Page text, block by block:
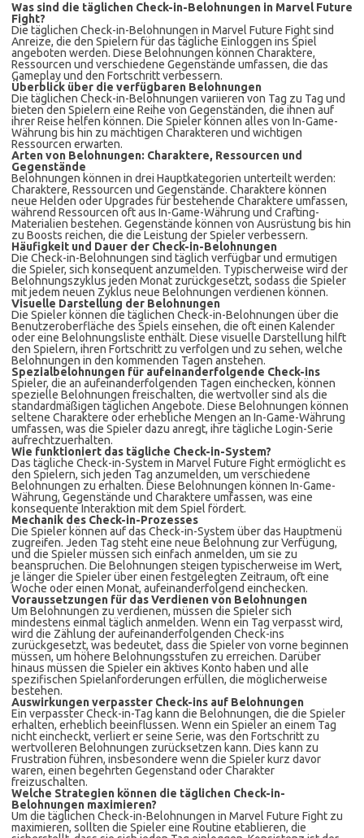
Was sind die täglichen Check-in-Belohnungen in Marvel Future
Fight?
Die täglichen Check-in-Belohnungen in Marvel Future Fight sind
Anreize, die den Spielern für das tägliche Einloggen ins Spiel
angeboten werden. Diese Belohnungen können Charaktere,
Ressourcen und verschiedene Gegenstände umfassen, die das
Gameplay und den Fortschritt verbessern.
Überblick über die verfügbaren Belohnungen
Die täglichen Check-in-Belohnungen variieren von Tag zu Tag und
bieten den Spielern eine Reihe von Gegenständen, die ihnen auf
ihrer Reise helfen können. Die Spieler können alles von In-Game-
Währung bis hin zu mächtigen Charakteren und wichtigen
Ressourcen erwarten.
Arten von Belohnungen: Charaktere, Ressourcen und
Gegenstände
Belohnungen können in drei Hauptkategorien unterteilt werden:
Charaktere, Ressourcen und Gegenstände. Charaktere können
neue Helden oder Upgrades für bestehende Charaktere umfassen,
während Ressourcen oft aus In-Game-Währung und Crafting-
Materialien bestehen. Gegenstände können von Ausrüstung bis hin
zu Boosts reichen, die die Leistung der Spieler verbessern.
Häufigkeit und Dauer der Check-in-Belohnungen
Die Check-in-Belohnungen sind täglich verfügbar und ermutigen
die Spieler, sich konsequent anzumelden. Typischerweise wird der
Belohnungszyklus jeden Monat zurückgesetzt, sodass die Spieler
mit jedem neuen Zyklus neue Belohnungen verdienen können.
Visuelle Darstellung der Belohnungen
Die Spieler können die täglichen Check-in-Belohnungen über die
Benutzeroberfläche des Spiels einsehen, die oft einen Kalender
oder eine Belohnungsliste enthält. Diese visuelle Darstellung hilft
den Spielern, ihren Fortschritt zu verfolgen und zu sehen, welche
Belohnungen in den kommenden Tagen anstehen.
Spezialbelohnungen für aufeinanderfolgende Check-ins
Spieler, die an aufeinanderfolgenden Tagen einchecken, können
spezielle Belohnungen freischalten, die wertvoller sind als die
standardmäßigen täglichen Angebote. Diese Belohnungen können
seltene Charaktere oder erhebliche Mengen an In-Game-Währung
umfassen, was die Spieler dazu anregt, ihre tägliche Login-Serie
aufrechtzuerhalten.
Wie funktioniert das tägliche Check-in-System?
Das tägliche Check-in-System in Marvel Future Fight ermöglicht es
den Spielern, sich jeden Tag anzumelden, um verschiedene
Belohnungen zu erhalten. Diese Belohnungen können In-Game-
Währung, Gegenstände und Charaktere umfassen, was eine
konsequente Interaktion mit dem Spiel fördert.
Mechanik des Check-in-Prozesses
Die Spieler können auf das Check-in-System über das Hauptmenü
zugreifen. Jeden Tag steht eine neue Belohnung zur Verfügung,
und die Spieler müssen sich einfach anmelden, um sie zu
beanspruchen. Die Belohnungen steigen typischerweise im Wert,
je länger die Spieler über einen festgelegten Zeitraum, oft eine
Woche oder einen Monat, aufeinanderfolgend einchecken.
Voraussetzungen für das Verdienen von Belohnungen
Um Belohnungen zu verdienen, müssen die Spieler sich
mindestens einmal täglich anmelden. Wenn ein Tag verpasst wird,
wird die Zählung der aufeinanderfolgenden Check-ins
zurückgesetzt, was bedeutet, dass die Spieler von vorne beginnen
müssen, um höhere Belohnungsstufen zu erreichen. Darüber
hinaus müssen die Spieler ein aktives Konto haben und alle
spezifischen Spielanforderungen erfüllen, die möglicherweise
bestehen.
Auswirkungen verpasster Check-ins auf Belohnungen
Ein verpasster Check-in-Tag kann die Belohnungen, die die Spieler
erhalten, erheblich beeinflussen. Wenn ein Spieler an einem Tag
nicht eincheckt, verliert er seine Serie, was den Fortschritt zu
wertvolleren Belohnungen zurücksetzen kann. Dies kann zu
Frustration führen, insbesondere wenn die Spieler kurz davor
waren, einen begehrten Gegenstand oder Charakter
freizuschalten.
Welche Strategien können die täglichen Check-in-
Belohnungen maximieren?
Um die täglichen Check-in-Belohnungen in Marvel Future Fight zu
maximieren, sollten die Spieler eine Routine etablieren, die